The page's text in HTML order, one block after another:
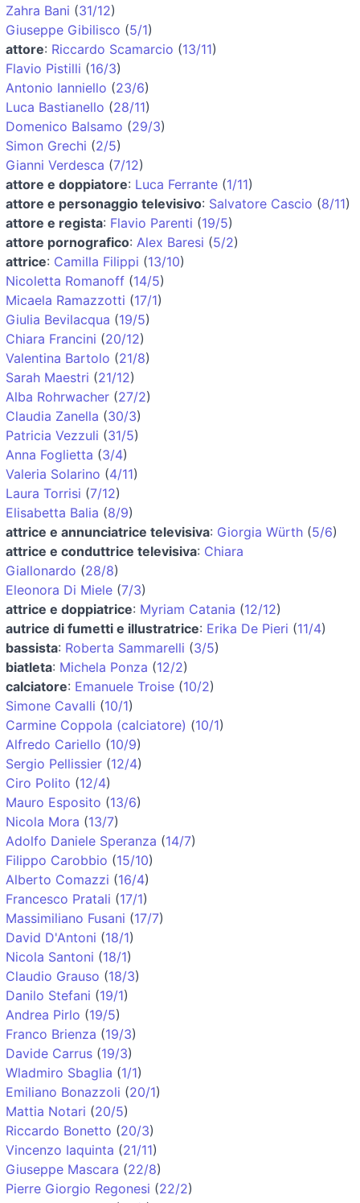
Zahra Bani (31/12)
Giuseppe Gibilisco (5/1)
attore: Riccardo Scamarcio (13/11)
Flavio Pistilli (16/3)
Antonio Ianniello (23/6)
Luca Bastianello (28/11)
Domenico Balsamo (29/3)
Simon Grechi (2/5)
Gianni Verdesca (7/12)
attore e doppiatore: Luca Ferrante (1/11)
attore e personaggio televisivo: Salvatore Cascio (8/11)
attore e regista: Flavio Parenti (19/5)
attore pornografico: Alex Baresi (5/2)
attrice: Camilla Filippi (13/10)
Nicoletta Romanoff (14/5)
Micaela Ramazzotti (17/1)
Giulia Bevilacqua (19/5)
Chiara Francini (20/12)
Valentina Bartolo (21/8)
Sarah Maestri (21/12)
Alba Rohrwacher (27/2)
Claudia Zanella (30/3)
Patricia Vezzuli (31/5)
Anna Foglietta (3/4)
Valeria Solarino (4/11)
Laura Torrisi (7/12)
Elisabetta Balia (8/9)
attrice e annunciatrice televisiva: Giorgia Würth (5/6)
attrice e conduttrice televisiva: Chiara
Giallonardo (28/8)
Eleonora Di Miele (7/3)
attrice e doppiatrice: Myriam Catania (12/12)
autrice di fumetti e illustratrice: Erika De Pieri (11/4)
bassista: Roberta Sammarelli (3/5)
biatleta: Michela Ponza (12/2)
calciatore: Emanuele Troise (10/2)
Simone Cavalli (10/1)
Carmine Coppola (calciatore) (10/1)
Alfredo Cariello (10/9)
Sergio Pellissier (12/4)
Ciro Polito (12/4)
Mauro Esposito (13/6)
Nicola Mora (13/7)
Adolfo Daniele Speranza (14/7)
Filippo Carobbio (15/10)
Alberto Comazzi (16/4)
Francesco Pratali (17/1)
Massimiliano Fusani (17/7)
David D'Antoni (18/1)
Nicola Santoni (18/1)
Claudio Grauso (18/3)
Danilo Stefani (19/1)
Andrea Pirlo (19/5)
Franco Brienza (19/3)
Davide Carrus (19/3)
Wladmiro Sbaglia (1/1)
Emiliano Bonazzoli (20/1)
Mattia Notari (20/5)
Riccardo Bonetto (20/3)
Vincenzo Iaquinta (21/11)
Giuseppe Mascara (22/8)
Pierre Giorgio Regonesi (22/2)